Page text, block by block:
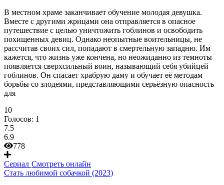
В местном храме заканчивает обучение молодая девушка.
Вместе с другими жрицами она отправляется в опасное
путешествие с целью уничтожить гоблинов и освободить
похищенных девиц. Однако неопытные воительницы, не
рассчитав своих сил, попадают в смертельную западню. Им
кажется, что жизнь уже кончена, но неожиданно из темноты
появляется сверхсильный воин, называющий себя убийцей
гоблинов. Он спасает храбрую даму и обучает её методам
борьбы со злодеями, представляющими серьёзную опасность
для
10
Голосов: 1
7.5
6.9
778
Сериал Смотреть онлайн
Стать любимой собачкой (2023)